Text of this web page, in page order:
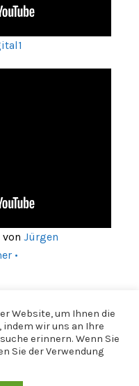
von Jürgen
•
Website, um Ihnen die
wir uns an Ihre
erinnern. Wenn Sie
Sie der Verwendung